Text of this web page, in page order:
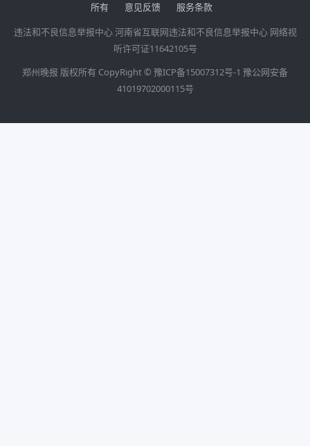
所有
意见反馈
服务条款
违法和不良信息举报中心河南省互联网违法和不良信息举报中心 网络视
听许可证11642105号
郑州晚报 版权所有 CopyRight © 豫ICP备15007312号-1 豫公网安备
41019702000115号